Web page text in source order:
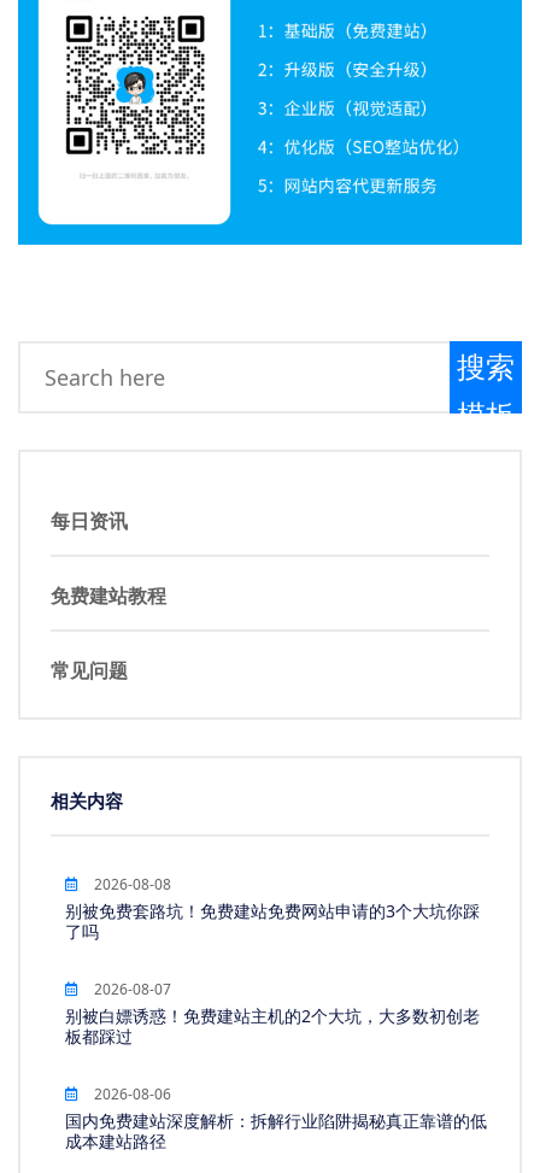
搜索
模板
每日资讯
免费建站教程
常见问题
相关内容
2026-08-08
别被免费套路坑！免费建站免费网站申请的3个大坑你踩
了吗
2026-08-07
别被白嫖诱惑！免费建站主机的2个大坑，大多数初创老
板都踩过
2026-08-06
国内免费建站深度解析：拆解行业陷阱揭秘真正靠谱的低
成本建站路径